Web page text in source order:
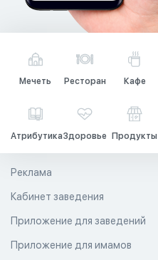
Мечеть Ресторан Кафе
АтрибутикаЗдоровье Продукты
Реклама
Кабинет заведения
Приложение для заведений
Приложение для имамов